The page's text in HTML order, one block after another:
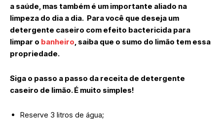
a saúde, mas também é um importante aliado na
limpeza do dia a dia. Para você que deseja um
detergente caseiro com efeito bactericida para
limpar o banheiro, saiba que o sumo do limão tem essa
propriedade.
Siga o passo a passo da receita de detergente
caseiro de limão. É muito simples!
Reserve 3 litros de água;